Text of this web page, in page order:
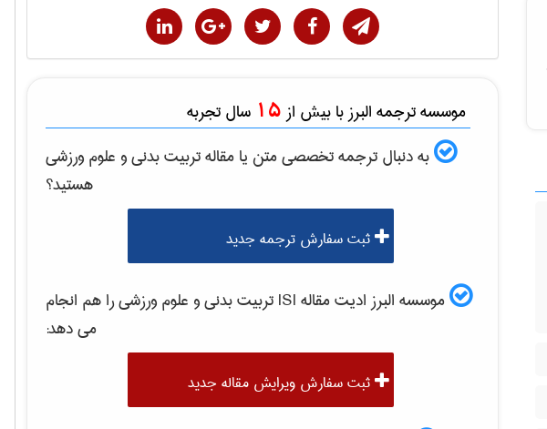
موسسه ترجمه البرز با بیش از 15 سال تجربه
به دنبال ترجمه تخصصی متن یا مقالهتربيت بدنی و علوم ورزشی
هستید؟
ثبت سفارش ترجمه جدید
موسسه البرز ادیت مقاله ISI تربيت بدنی و علوم ورزشیرا هم انجام
می دهد:
ثبت سفارش ویرایش مقاله جدید